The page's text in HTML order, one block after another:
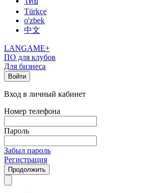
Türkçe
o'zbek
中文
LANGAME+
ПО для клубов
Для бизнеса
Войти
Вход в личный кабинет
Номер телефона
Пароль
Забыл пароль
Регистрация
Продолжить